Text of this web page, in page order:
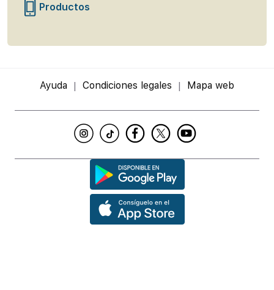
Productos
Ayuda Condiciones legales Mapa web